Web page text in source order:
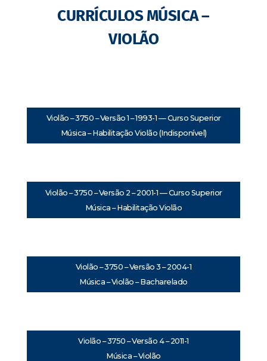
CURRÍCULOS MÚSICA –
VIOLÃO
Violão – 3750 – Versão 1 – 1993-1 — Curso Superior
Música – Habilitação Violão (Indisponível)
Violão – 3750 – Versão 2 – 2001-1 — Curso Superior
Música – Habilitação Violão
Violão – 3750 – Versão 3 – 2004-1
Música – Violão – Bacharelado
Violão – 3750 – Versão 4 – 2011-1
Música – Violão